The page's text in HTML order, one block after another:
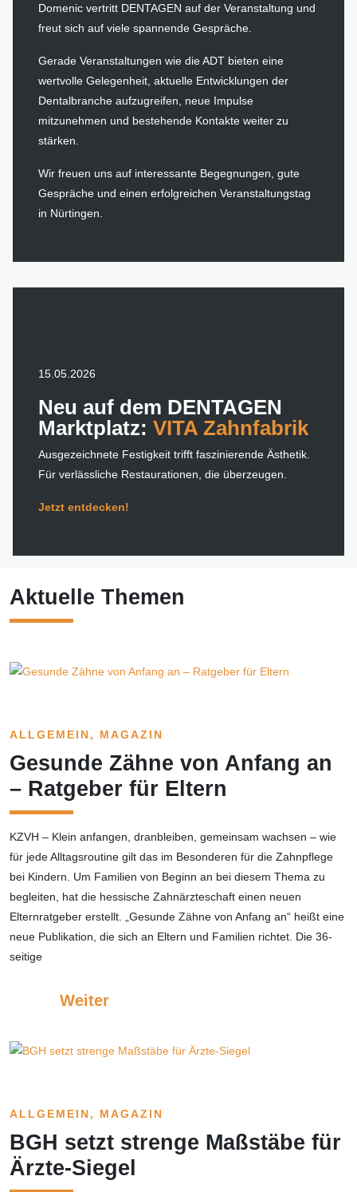
Domenic vertritt DENTAGEN auf der Veranstaltung und
freut sich auf viele spannende Gespräche.
Gerade Veranstaltungen wie die ADT bieten eine
wertvolle Gelegenheit, aktuelle Entwicklungen der
Dentalbranche aufzugreifen, neue Impulse
mitzunehmen und bestehende Kontakte weiter zu
stärken.
Wir freuen uns auf interessante Begegnungen, gute
Gespräche und einen erfolgreichen Veranstaltungstag
in Nürtingen.
15.05.2026
Neu auf dem DENTAGEN
Marktplatz: VITA Zahnfabrik
Ausgezeichnete Festigkeit trifft faszinierende Ästhetik.
Für verlässliche Restaurationen, die überzeugen.
Jetzt entdecken!
Aktuelle Themen
ALLGEMEIN, MAGAZIN
Gesunde Zähne von Anfang an
– Ratgeber für Eltern
KZVH – Klein anfangen, dranbleiben, gemeinsam wachsen – wie
für jede Alltagsroutine gilt das im Besonderen für die Zahnpflege
bei Kindern. Um Familien von Beginn an bei diesem Thema zu
begleiten, hat die hessische Zahnärzteschaft einen neuen
Elternratgeber erstellt. „Gesunde Zähne von Anfang an“ heißt eine
neue Publikation, die sich an Eltern und Familien richtet. Die 36-
seitige
Weiter
ALLGEMEIN, MAGAZIN
BGH setzt strenge Maßstäbe für
Ärzte-Siegel